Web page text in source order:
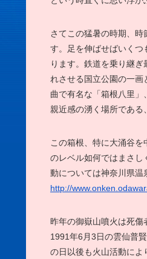
さてこの猛暑の時期、
す。足を伸ばせばいく
ります。鉄道を乗り継
れさせる国立公園の一画
曲で有名な「箱根八里
親近感の湧く場所である
この箱根、特に大涌谷
のレベル如何ではまさ
動については神奈川県温
http://
昨年の御嶽山噴火は死傷
1991年6月3日の雲仙普
の日以後も火山活動によ